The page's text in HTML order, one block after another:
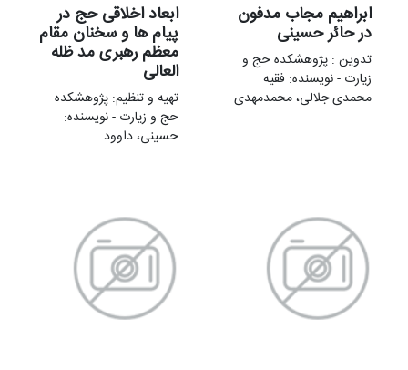
ابراهیم مجاب مدفون
در حائر حسینی
تدوین : پژوهشكده حج و
زيارت - نویسنده: فقیه
محمدی جلالی، محمدمهدی
ابعاد اخلاقی حج در
پیام ها و سخنان مقام
معظم رهبری مد ظله
العالی
تهیه و تنظیم: پژوهشكده
حج و زيارت - نویسنده:
حسينی، داوود